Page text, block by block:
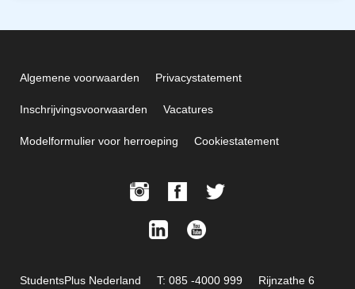
Algemene voorwaarden Privacystatement
Inschrijvingsvoorwaarden Vacatures
Modelformulier voor herroeping Cookiestatement
StudentsPlus Nederland T: 085 -4000 999 Rijnzathe 6